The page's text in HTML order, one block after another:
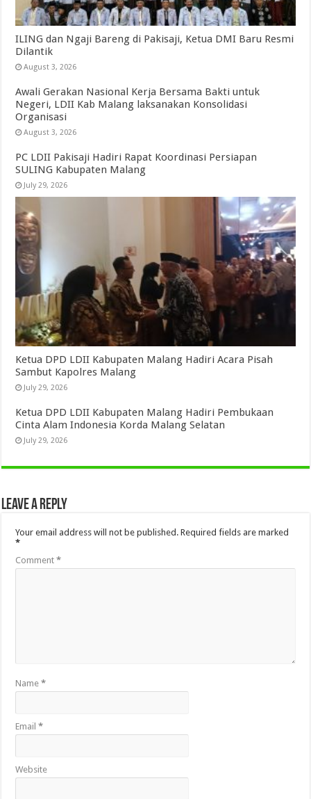
ILING dan Ngaji Bareng di Pakisaji, Ketua DMI Baru Resmi
Dilantik
August 3, 2026
Awali Gerakan Nasional Kerja Bersama Bakti untuk
Negeri, LDII Kab Malang laksanakan Konsolidasi
Organisasi
August 3, 2026
PC LDII Pakisaji Hadiri Rapat Koordinasi Persiapan
SULING Kabupaten Malang
July 29, 2026
Ketua DPD LDII Kabupaten Malang Hadiri Acara Pisah
Sambut Kapolres Malang
July 29, 2026
Ketua DPD LDII Kabupaten Malang Hadiri Pembukaan
Cinta Alam Indonesia Korda Malang Selatan
July 29, 2026
Leave a Reply
Your email address will not be published. Required fields are marked
*
Comment*
Name*
Email*
Website